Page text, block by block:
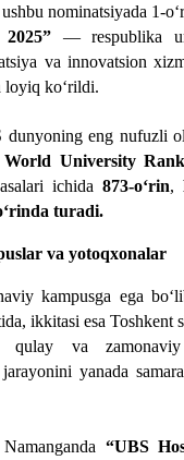
nominatsiyada 1-
— respublika
va innovatsion
loyiq ko‘rildi.
University
ichida 873-oʻrin,
turadi.
va yotoqxonalar
kampusga ega
ikkitasi esa Toshkent
qulay va zamonaviy
yanada
“UBS